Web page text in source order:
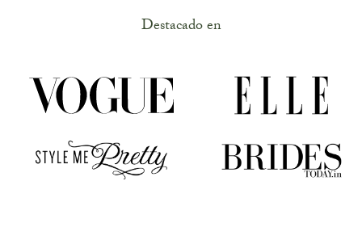
Destacado en